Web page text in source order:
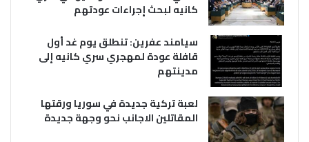
كانيه لبحث إجراءات عودتهم
سيامند عفرين: تنطلق يوم غد أول
قافلة عودة لمهجري سري كانيه إلى
مدينتهم
لعبة تركية جديدة في سوريا ورقتها
المقاتلين الاجانب نحو وجهة جديدة